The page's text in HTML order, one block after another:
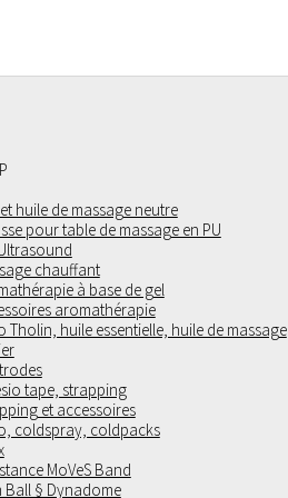
huile de massage neutre
pour table de massage en PU
chauffant
à base de gel
aromathérapie
Tholin, huile essentielle, huile de massage
tape, strapping
et accessoires
coldspray, coldpacks
MoVeS Band
Ball § Dynadome